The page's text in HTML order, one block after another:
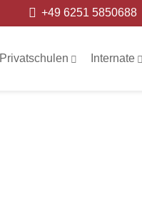
+49 6251 5850688
Privatschulen Internate